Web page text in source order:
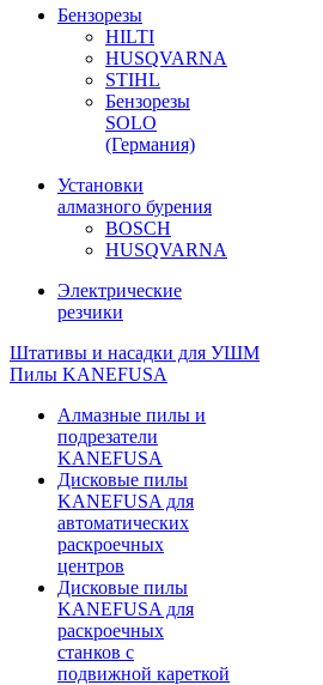
Бензорезы
HILTI
HUSQVARNA
STIHL
Бензорезы
SOLO
(Германия)
Установки
алмазного бурения
BOSCH
HUSQVARNA
Электрические
резчики
Штативы и насадки для УШМ
Пилы KANEFUSA
Алмазные пилы и
подрезатели
KANEFUSA
Дисковые пилы
KANEFUSA для
автоматических
раскроечных
центров
Дисковые пилы
KANEFUSA для
раскроечных
станков с
подвижной кареткой